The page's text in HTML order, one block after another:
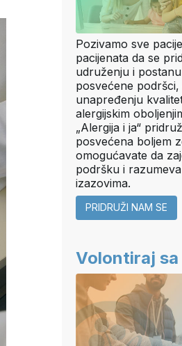
Pozivamo sve
pacijenata da se
udruženju i
posvećene podršci,
unapređenju
alergijskim
„Alergija i ja“
posvećena boljem
omogućavate da
podršku i
izazovima.
PRIDRUŽI NAM SE
Volontiraj sa